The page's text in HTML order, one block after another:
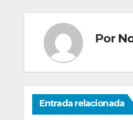
Por
Entrada relacionada